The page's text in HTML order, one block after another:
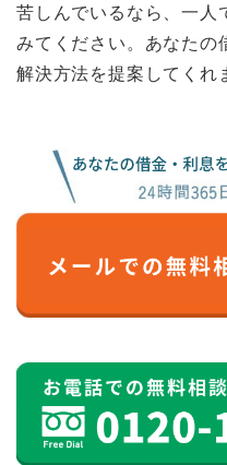
苦しんでいるなら、一人
みてください。あなたの
解決方法を提案してくれ